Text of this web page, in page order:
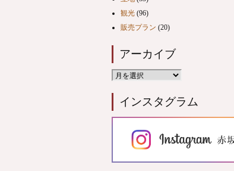
観光 (96)
販売プラン (20)
アーカイブ
インスタグラム